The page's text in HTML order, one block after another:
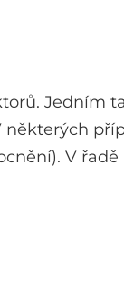
Jedním
V